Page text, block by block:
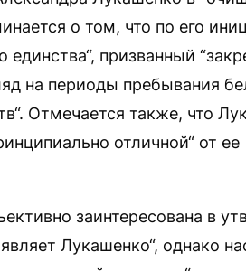
о том, что по его
единства“, призванный
на периоды пребывания
Отмечается также, что
отличной“ от ее
заинтересована в
Лукашенко“, однако